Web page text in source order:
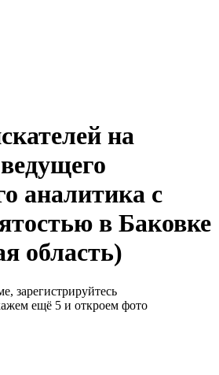
на
аналитика с
в Баковке
область)
зарегистрируйтесь
ещё 5 и откроем фото